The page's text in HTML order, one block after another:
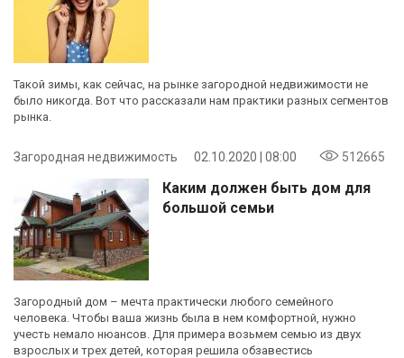
Такой зимы, как сейчас, на рынке загородной недвижимости не
было никогда. Вот что рассказали нам практики разных сегментов
рынка.
Загородная недвижимость 02.10.2020 | 08:00 512665
Каким должен быть дом для
большой семьи
Загородный дом – мечта практически любого семейного
человека. Чтобы ваша жизнь была в нем комфортной, нужно
учесть немало нюансов. Для примера возьмем семью из двух
взрослых и трех детей, которая решила обзавестись